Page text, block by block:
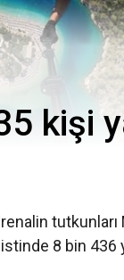
kişi
8 bin